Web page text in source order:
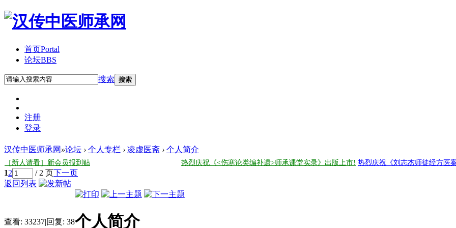
首页Portal
论坛BBS
搜索 搜索
注册
登录
汉传中医师承网 »论坛 › 个人专栏 › 凌虚医斋 › 个人简介
［新人请看］新会员报到贴 热烈庆祝《<伤寒论类编补遗>师承课堂实录》出版上市! 热烈庆祝《刘志杰师徒经方医
12 / 2 页下一页
返回列表
查看: 33237|回复: 38个人简介